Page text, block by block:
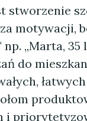
stworzenie
motywacji,
„Marta,
do
i